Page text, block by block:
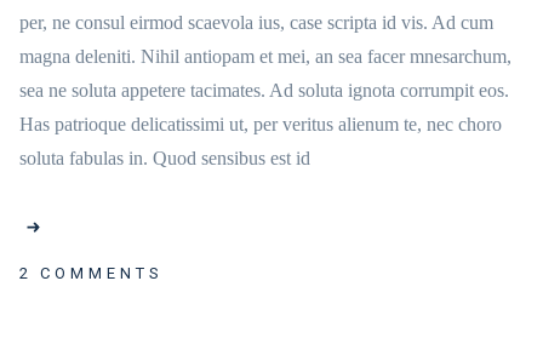
per, ne consul eirmod scaevola ius, case scripta id vis. Ad cum
magna deleniti. Nihil antiopam et mei, an sea facer mnesarchum,
sea ne soluta appetere tacimates. Ad soluta ignota corrumpit eos.
Has patrioque delicatissimi ut, per veritus alienum te, nec choro
soluta fabulas in. Quod sensibus est id
2 COMMENTS